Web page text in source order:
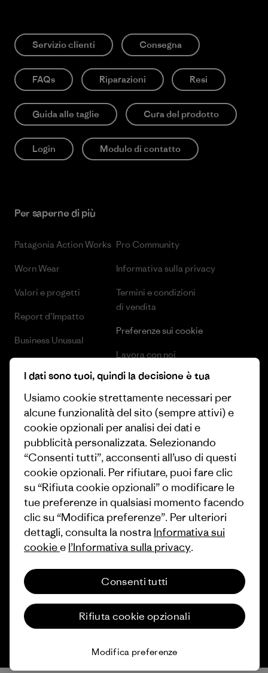
Servizio clienti Consegna
FAQs Riparazioni Resi
Guida alle taglie Cura del prodotto
Login Modulo di contatto
Per saperne di più
Patagonia Action Works
Worn Wear
Valori e progetti
Report d’Impatto
Business Unusual
Come finanziamo
Buoni regalo
Trova un negozio
Pro Community
Informativa sulla privacy
Termini e condizioni
di vendita
Preferenze sui cookie
Lavora con noi
Stampa e media
Industry program
Programma di affiliazione
Patagonia Italia Mappa del sito
© 2026 Patagonia, Inc. All Rights Reserved.
italiano
I dati sono tuoi, quindi la decisione è tua
Usiamo cookie strettamente necessari per
alcune funzionalità del sito (sempre attivi) e
cookie opzionali per analisi dei dati e
pubblicità personalizzata. Selezionando
“Consenti tutti”, acconsenti all’uso di questi
cookie opzionali. Per rifiutare, puoi fare clic
su “Rifiuta cookie opzionali” o modificare le
tue preferenze in qualsiasi momento facendo
clic su “Modifica preferenze”. Per ulteriori
dettagli, consulta la nostra Informativa sui
cookiee l’Informativa sulla privacy.
Consenti tutti
Rifiuta cookie opzionali
Modifica preferenze